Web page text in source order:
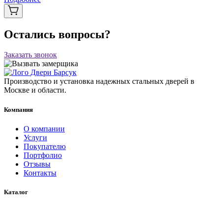
Остались вопросы?
Заказать звонок
Производство и установка надежных стальных дверей в
Москве и области.
Компания
О компании
Услуги
Покупателю
Портфолио
Отзывы
Контакты
Каталог